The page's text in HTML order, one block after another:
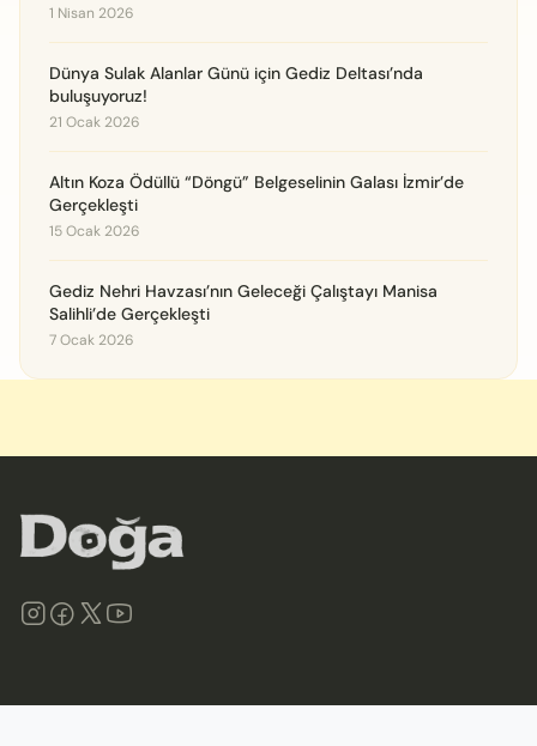
1 Nisan 2026
Dünya Sulak Alanlar Günü için Gediz Deltası’nda
buluşuyoruz!
21 Ocak 2026
Altın Koza Ödüllü “Döngü” Belgeselinin Galası İzmir’de
Gerçekleşti
15 Ocak 2026
Gediz Nehri Havzası’nın Geleceği Çalıştayı Manisa
Salihli’de Gerçekleşti
7 Ocak 2026